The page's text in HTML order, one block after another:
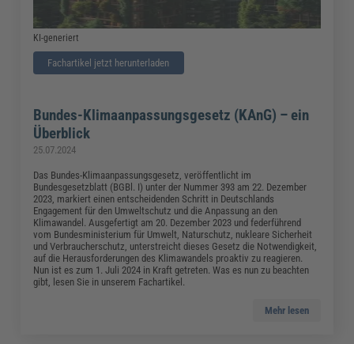
KI-generiert
Fachartikel jetzt herunterladen
Bundes-Klimaanpassungsgesetz (KAnG) – ein
Überblick
25.07.2024
Das Bundes-Klimaanpassungsgesetz, veröffentlicht im
Bundesgesetzblatt (BGBl. I) unter der Nummer 393 am 22. Dezember
2023, markiert einen entscheidenden Schritt in Deutschlands
Engagement für den Umweltschutz und die Anpassung an den
Klimawandel. Ausgefertigt am 20. Dezember 2023 und federführend
vom Bundesministerium für Umwelt, Naturschutz, nukleare Sicherheit
und Verbraucherschutz, unterstreicht dieses Gesetz die Notwendigkeit,
auf die Herausforderungen des Klimawandels proaktiv zu reagieren.
Nun ist es zum 1. Juli 2024 in Kraft getreten. Was es nun zu beachten
gibt, lesen Sie in unserem Fachartikel.
Mehr lesen